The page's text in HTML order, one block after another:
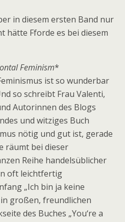
in diesem ersten Band nur
hätte Fforde es bei diesem
Feminism*
ist so wunderbar
so schreibt Frau Valenti,
Autorinnen des Blogs
und witziges Buch
nötig und gut ist, gerade
räumt bei dieser
Reihe handelsüblicher
oft leichtfertig
„Ich bin ja keine
großen, freundlichen
des Buches „You‘re a